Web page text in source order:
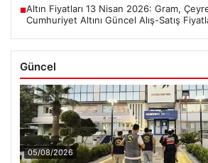
■Altın Fiyatları 13 Nisan 2026: Gram,
Cumhuriyet Altını Güncel Alış-Satış
Güncel
05/08/2026